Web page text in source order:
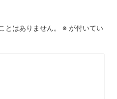
とはありません。 ※ が付いてい